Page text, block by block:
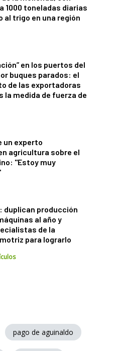
1000 toneladas diarias
al trigo en una región
en los puertos del
buques parados: el
de las exportadoras
la medida de fuerza de
un experto
agricultura sobre el
"Estoy muy
duplican producción
al año y
de la
para lograrlo
pago de aguinaldo